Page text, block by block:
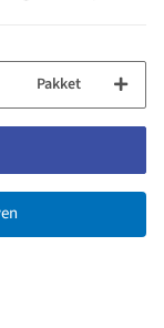
Pakket